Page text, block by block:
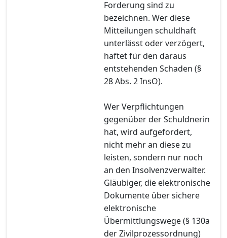
Forderung sind zu
bezeichnen. Wer diese
Mitteilungen schuldhaft
unterlässt oder verzögert,
haftet für den daraus
entstehenden Schaden (§
28 Abs. 2 InsO).
Wer Verpflichtungen
gegenüber der Schuldnerin
hat, wird aufgefordert,
nicht mehr an diese zu
leisten, sondern nur noch
an den Insolvenzverwalter.
Gläubiger, die elektronische
Dokumente über sichere
elektronische
Übermittlungswege (§ 130a
der Zivilprozessordnung)